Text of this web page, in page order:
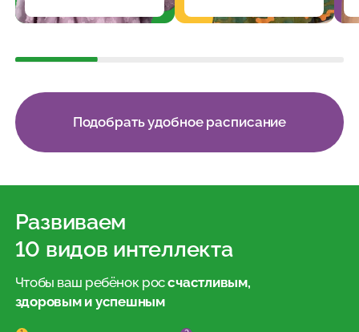
Подобрать удобное расписание
Развиваем
10 видов интеллекта
Чтобы ваш ребёнок россчастливым,
здоровым и успешным